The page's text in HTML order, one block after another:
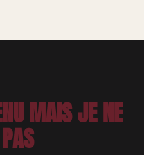
MAIS JE NE